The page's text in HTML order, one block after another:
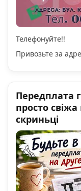
Телефонуйте!!
Привозьте за
Передплата
просто
скриньці